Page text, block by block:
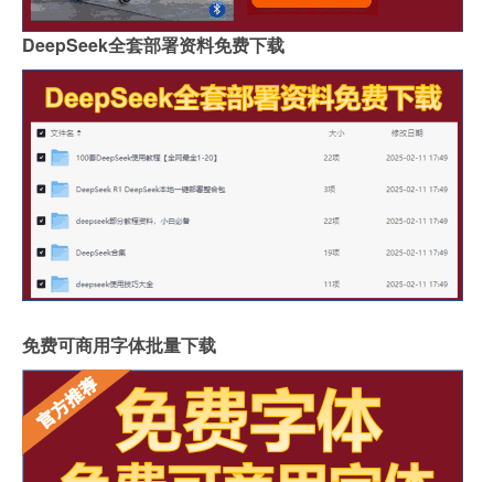
DeepSeek全套部署资料免费下载
免费可商用字体批量下载